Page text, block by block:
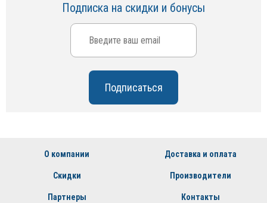
Подписка на скидки и бонусы
О компании Доставка и оплата
Скидки Производители
Партнеры Контакты